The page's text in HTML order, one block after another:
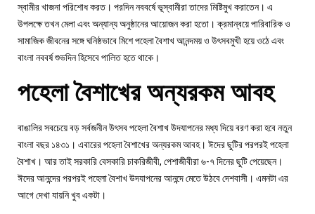
স্বামীর খাজনা পরিশোধ করত। পরদিন নববর্ষে ভূস্বামীরা তাদের মিষ্টিমুখ করাতেন। এ
উপলক্ষে তখন মেলা এবং অন্যান্য অনুষ্ঠানের আয়োজন করা হতো। ক্রমান্বয়ে পারিবারিক ও
সামাজিক জীবনের সঙ্গে ঘনিষ্ঠভাবে মিশে পহেলা বৈশাখ আনন্দময় ও উৎসবমুখী হয়ে ওঠে এবং
বাংলা নববর্ষ শুভদিন হিসেবে পালিত হতে থাকে।
পহেলা বৈশাখের অন্যরকম আবহ
বাঙালির সবচেয়ে বড় সর্বজনীন উৎসব পহেলা বৈশাখ উদযাপনের মধ্য দিয়ে বরণ করা হবে নতুন
বাংলা বছর ১৪৩১। এবারের পহেলা বৈশাখের অন্যরকম আবহ। ঈদের ছুটির পরপরই পহেলা
বৈশাখ। আর তাই সরকারি বেসকারি চাকরিজীবী, পেশাজীবীরা ৬-৭ দিনের ছুটি পেয়েছেন।
ঈদের আনন্দের পরপরই পহেলা বৈশাখ উদযাপনের আনন্দে মেতে উঠবে দেশবাসী। এমনটা এর
আগে দেখা যায়নি খুব একটা।